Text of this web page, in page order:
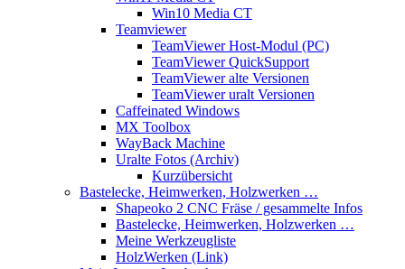
Win10 Media CT
Teamviewer
TeamViewer Host-Modul (PC)
TeamViewer QuickSupport
TeamViewer alte Versionen
TeamViewer uralt Versionen
Caffeinated Windows
MX Toolbox
WayBack Machine
Uralte Fotos (Archiv)
Kurzübersicht
Bastelecke, Heimwerken, Holzwerken …
Shapeoko 2 CNC Fräse / gesammelte Infos
Bastelecke, Heimwerken, Holzwerken …
Meine Werkzeugliste
HolzWerken (Link)